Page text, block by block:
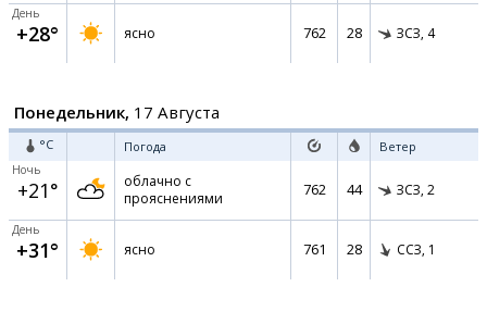
День
+28° ясно 762 28 ЗСЗ, 4
Понедельник, 17 Августа
°C Погода Ветер
Ночь
+21°
облачно с
прояснениями
762 44 ЗСЗ, 2
День
+31° ясно 761 28 ССЗ, 1